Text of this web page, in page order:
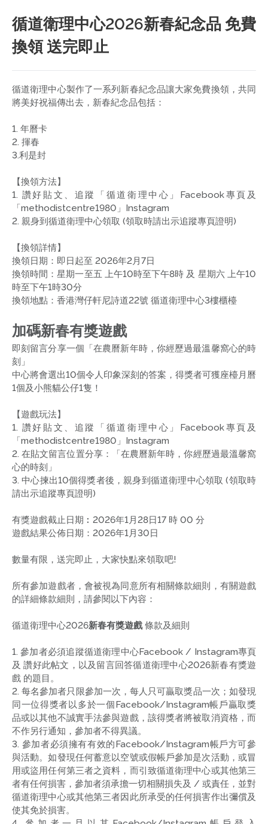
循道衛理中心2026新春紀念品 免費
換領 送完即止
循道衛理中心製作了一系列新春紀念品讓大家免費換領，共同
將美好祝福傳出去，新春紀念品包括：
1. 年曆卡
2. 揮春
3.利是封
【換領方法】
1. 讚好貼文、追蹤「循道衛理中心」Facebook專頁及
「methodistcentre1980」Instagram
2. 親身到循道衛理中心領取 (領取時請出示追蹤專頁證明)
【換領詳情】
換領日期：即日起至 2026年2月7日
換領時間：星期一至五 上午10時至下午8時 及 星期六 上午10
時至下午1時30分
換領地點：香港灣仔軒尼詩道22號 循道衛理中心3樓櫃檯
加碼新春有獎遊戲
即刻留言分享一個「在農曆新年時，你經歷過最溫馨窩心的時
刻」
中心將會選出10個令人印象深刻的答案，得獎者可獲座檯月曆
1個及小熊貓公仔1隻！
【遊戲玩法】
1. 讚好貼文、追蹤「循道衛理中心」Facebook專頁及
「methodistcentre1980」Instagram
2. 在貼文留言位置分享：「在農曆新年時，你經歷過最溫馨窩
心的時刻」
3. 中心揀出10個得獎者後，親身到循道衛理中心領取 (領取時
請出示追蹤專頁證明)
有獎遊戲截止日期︰2026年1月28日17 時 00 分
遊戲結果公佈日期：2026年1月30日
數量有限，送完即止，大家快點來領取吧!
所有參加遊戲者，會被視為同意所有相關條款細則，有關遊戲
的詳細條款細則，請參閱以下內容：
循道衛理中心2026新春有獎遊戲條款及細則
1. 參加者必須追蹤循道衛理中心Facebook / Instagram專頁
及 讚好此帖文，以及留言回答循道衛理中心2026新春有獎遊
戲 的題目。
2. 每名參加者只限參加一次，每人只可贏取獎品一次；如發現
同一位得獎者以多於一個Facebook/Instagram帳戶贏取獎
品或以其他不誠實手法參與遊戲，該得獎者將被取消資格，而
不作另行通知，參加者不得異議。
3. 參加者必須擁有有效的Facebook/Instagram帳戶方可參
與活動。如發現任何蓄意以空號或假帳戶參加是次活動，或冒
用或盜用任何第三者之資料，而引致循道衛理中心或其他第三
者有任何損害，參加者須承擔一切相關損失及 / 或責任，並對
循道衛理中心或其他第三者因此所承受的任何損害作出彌償及
使其免於損害。